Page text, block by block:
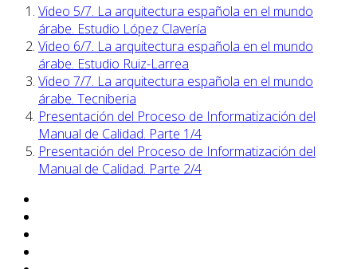
Video 5/7. La arquitectura española en el mundo
árabe. Estudio López Clavería
Video 6/7. La arquitectura española en el mundo
árabe. Estudio Ruiz-Larrea
Video 7/7. La arquitectura española en el mundo
árabe. Tecniberia
Presentación del Proceso de Informatización del
Manual de Calidad. Parte 1/4
Presentación del Proceso de Informatización del
Manual de Calidad. Parte 2/4